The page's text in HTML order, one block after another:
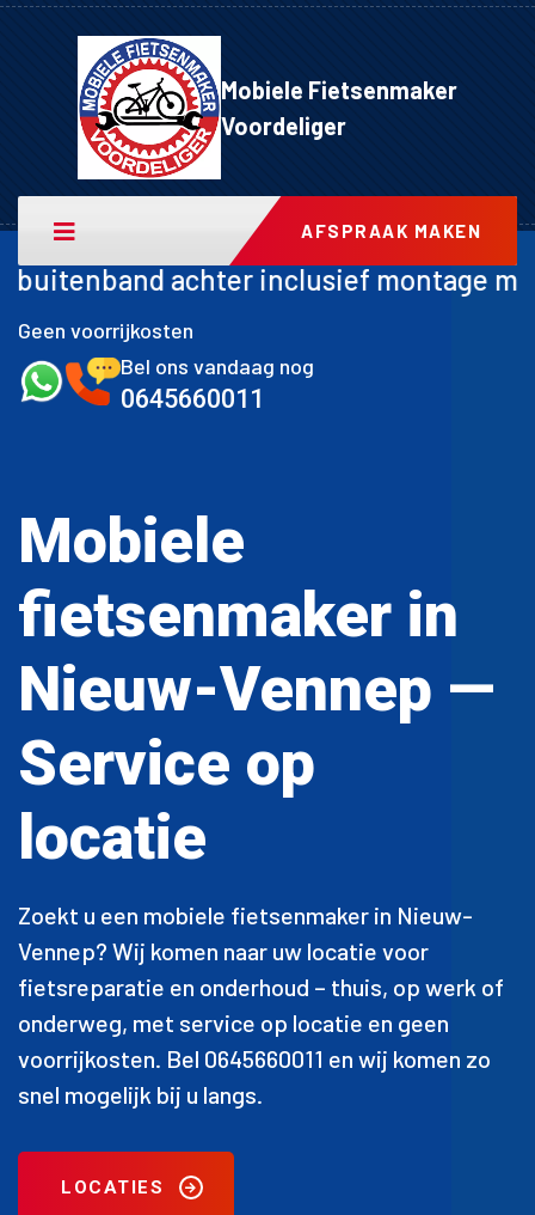
Mobiele Fietsenmaker
Voordeliger
AFSPRAAK MAKEN
inclusief montage met garantie –€50-
Geen voorrijkosten
Bel ons vandaag nog
0645660011
Mobiele
fietsenmaker in
Nieuw-Vennep —
Service op
locatie
Zoekt u een mobiele fietsenmaker in Nieuw-
Vennep? Wij komen naar uw locatie voor
fietsreparatie en onderhoud – thuis, op werk of
onderweg, met service op locatie en geen
voorrijkosten. Bel 0645660011 en wij komen zo
snel mogelijk bij u langs.
LOCATIES